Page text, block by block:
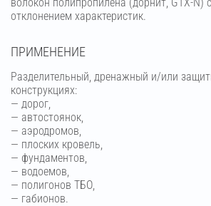
отклонением характеристик.
ПРИМЕНЕНИЕ
Разделительный, дренажный и/или
конструкциях:
— дорог,
— автостоянок,
— аэродромов,
— плоских кровель,
— фундаментов,
— водоемов,
— полигонов ТБО,
— габионов.